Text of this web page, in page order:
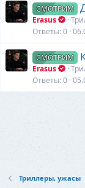
СМОТРИМ
Erasus
Ответы 0
СМОТРИМ
Erasus
Ответы 0
Триллеры, ужасы